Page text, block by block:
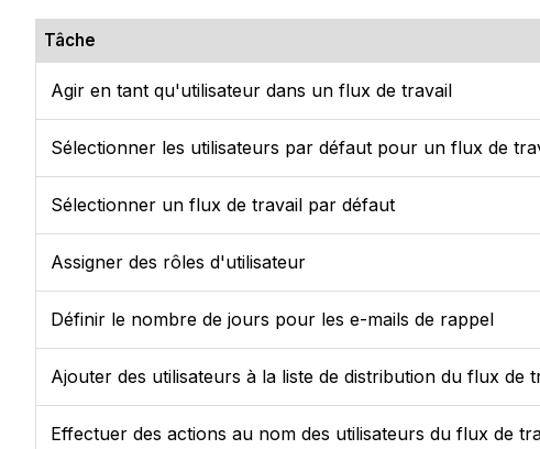
Tâche
Agir en tant qu'utilisateur dans un flux de travail
Sélectionner les utilisateurs par défaut pour un flux de
Sélectionner un flux de travail par défaut
Assigner des rôles d'utilisateur
Définir le nombre de jours pour les e-mails de rappel
Ajouter des utilisateurs à la liste de distribution du flux de
Effectuer des actions au nom des utilisateurs du flux de